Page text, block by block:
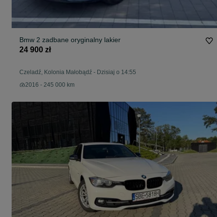
Bmw 2 zadbane oryginalny lakier
24 900 zł
Czeladź, Kolonia Małobądź - Dzisiaj o 14:55
2016 - 245 000 km